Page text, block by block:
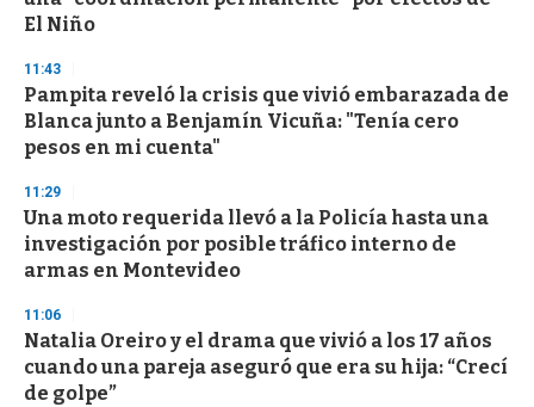
El Niño
11:43
Pampita reveló la crisis que vivió embarazada de
Blanca junto a Benjamín Vicuña: "Tenía cero
pesos en mi cuenta"
11:29
Una moto requerida llevó a la Policía hasta una
investigación por posible tráfico interno de
armas en Montevideo
11:06
Natalia Oreiro y el drama que vivió a los 17 años
cuando una pareja aseguró que era su hija: “Crecí
de golpe”